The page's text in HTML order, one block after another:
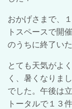
おかげさまで、
トスペースで開
のうちに終了い
とても天気がよ
く、 暑くなりまし
でした。午後は
トータルで１３件